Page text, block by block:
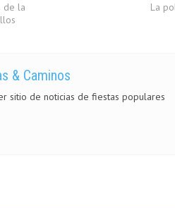
de la
La
& Caminos
sitio de noticias de fiestas populares